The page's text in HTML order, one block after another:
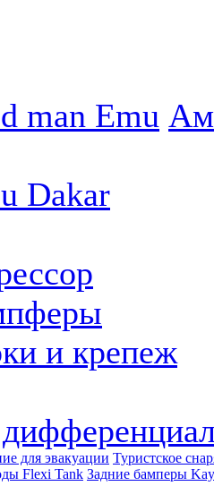
man Emu
Dakar
и крепеж
для эвакуации Туристское
Flexi Tank Задние бамперы